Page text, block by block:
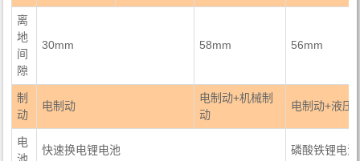
离
地
间
隙
30mm 58mm 56mm
制
动
电制动
电制动+机械制
动
电制动+液压
电
池
快速换电锂电池 磷酸铁锂电池